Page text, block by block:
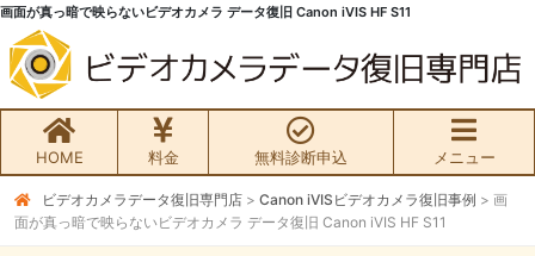
画面が真っ暗で映らないビデオカメラ データ復旧 Canon iVIS HF S11
HOME 料金 無料診断申込 メニュー
無料初期診断お申込み
ビデオカメラデータ復旧専門店 > Canon iVISビデオカメラ復旧事例 > 画
面が真っ暗で映らないビデオカメラ データ復旧 Canon iVIS HF S11